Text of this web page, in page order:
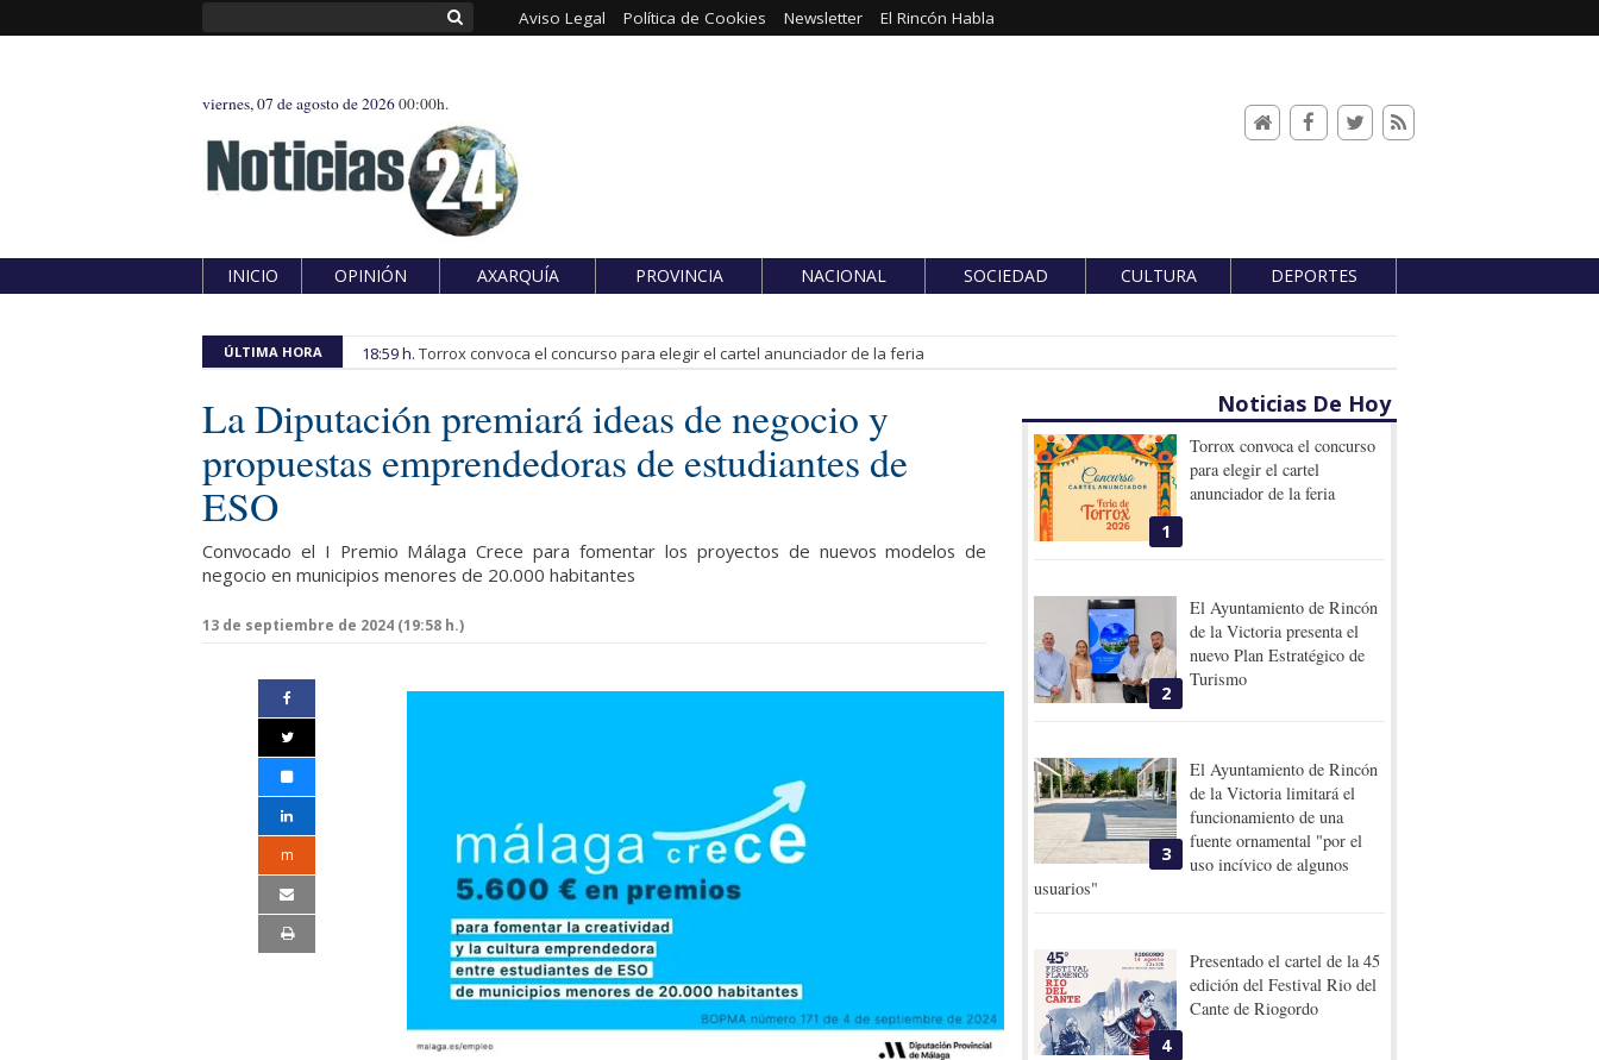
Aviso Legal Política de Cookies Newsletter El Rincón Habla
viernes, 07 de agosto de 202600:00h.
INICIO OPINIÓN AXARQUÍA PROVINCIA NACIONAL SOCIEDAD CULTURA DEPORTES
ÚLTIMA HORA 18:59 h. Torrox convoca el concurso para elegir el cartel anunciador de la feria
La Diputación premiará ideas de negocio y
propuestas emprendedoras de estudiantes de
ESO
Convocado el I Premio Málaga Crece para fomentar los proyectos de nuevos modelos de
negocio en municipios menores de 20.000 habitantes
13 de septiembre de 2024 (19:58 h.)
m
Noticias De Hoy
1
Torrox convoca el concurso
para elegir el cartel
anunciador de la feria
2
El Ayuntamiento de Rincón
de la Victoria presenta el
nuevo Plan Estratégico de
Turismo
3
El Ayuntamiento de Rincón
de la Victoria limitará el
funcionamiento de una
fuente ornamental "por el
uso incívico de algunos
usuarios"
4
Presentado el cartel de la 45
edición del Festival Rio del
Cante de Riogordo